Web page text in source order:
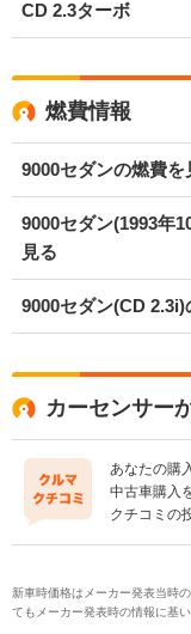
CD 2.3ターボ
燃費情報
9000セダンの燃費を
9000セダン(1993年
見る
9000セダン(CD 2.3i)
カーセンサー
あなたの購
中古車購入
クチコミの
新車時価格はメーカー発表当時
てもメーカー発表時の情報に基い